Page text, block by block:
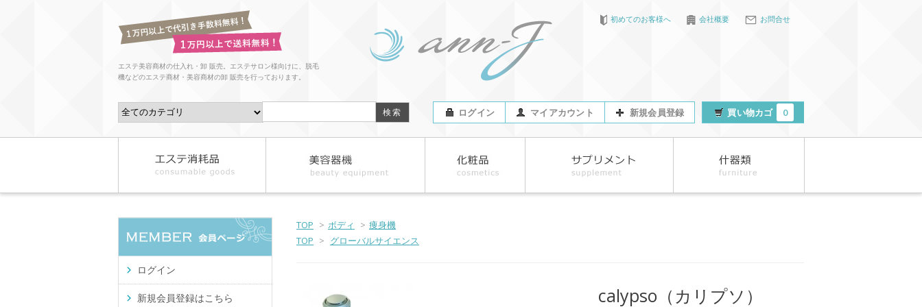
エステ美容商材の仕入れ・卸 販売。エステサロン様向けに、脱毛
機などのエステ商材・美容商材の卸 販売を行っております。
初めてのお客様へ 会社概要 お問合せ
ログイン マイアカウント 新規会員登録 買い物カゴ 0
TOP > ボディ > 痩身機
TOP > グローバルサイエンス
calypso（カリプソ）
ログイン
新規会員登録はこちら